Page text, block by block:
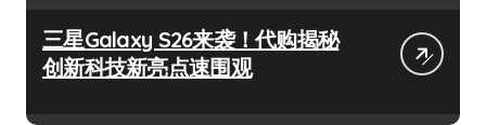
三星Galaxy S26来袭！代购揭秘
创新科技新亮点速围观